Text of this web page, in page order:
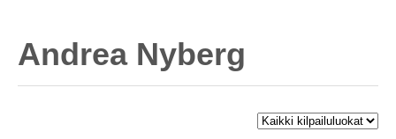
Andrea Nyberg